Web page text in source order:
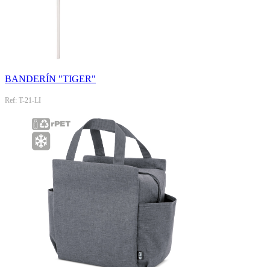
BANDERÍN "TIGER"
Ref: T-21-LI